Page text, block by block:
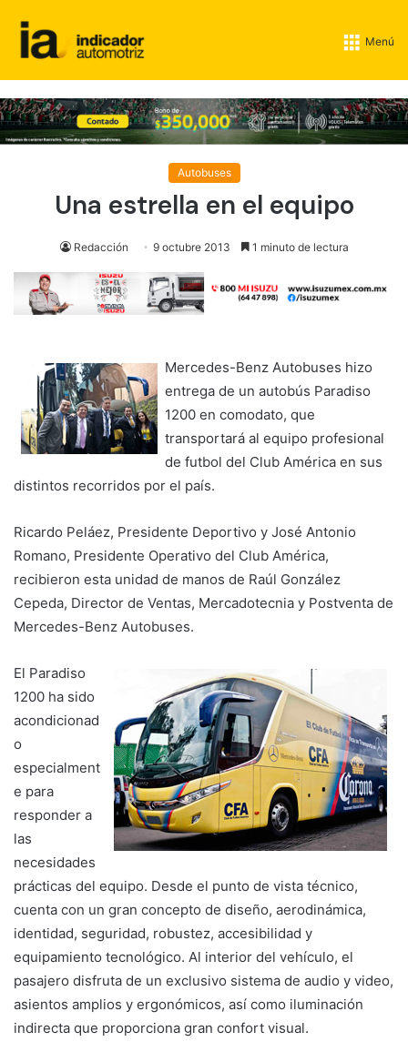
Menú
Autobuses
Una estrella en el equipo
Redacción 9 octubre 2013 1 minuto de lectura
Mercedes-Benz Autobuses hizo
entrega de un autobús Paradiso
1200 en comodato, que
transportará al equipo profesional
de futbol del Club América en sus
distintos recorridos por el país.
Ricardo Peláez, Presidente Deportivo y José Antonio
Romano, Presidente Operativo del Club América,
recibieron esta unidad de manos de Raúl González
Cepeda, Director de Ventas, Mercadotecnia y Postventa de
Mercedes-Benz Autobuses.
El Paradiso
1200 ha sido
acondicionad
o
especialment
e para
responder a
las
necesidades
prácticas del equipo. Desde el punto de vista técnico,
cuenta con un gran concepto de diseño, aerodinámica,
identidad, seguridad, robustez, accesibilidad y
equipamiento tecnológico. Al interior del vehículo, el
pasajero disfruta de un exclusivo sistema de audio y video,
asientos amplios y ergonómicos, así como iluminación
indirecta que proporciona gran confort visual.